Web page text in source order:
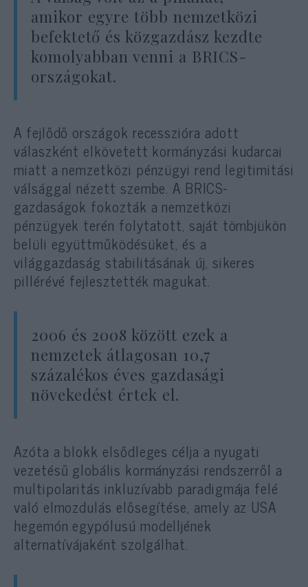
amikor egyre több nemzetközi
befektető és közgazdász kezdte
komolyabban venni a BRICS-
országokat.
A fejlődő országok recesszióra adott
válaszként elkövetett kormányzási kudarcai
miatt a nemzetközi pénzügyi rend legitimitási
válsággal nézett szembe. A BRICS-
gazdaságok fokozták a nemzetközi
pénzügyek terén folytatott, saját tömbjükön
belüli együttműködésüket, és a
világgazdaság stabilitásának új, sikeres
pillérévé fejlesztették magukat.
2006 és 2008 között ezek a
nemzetek átlagosan 10,7
százalékos éves gazdasági
növekedést értek el.
Azóta a blokk elsődleges célja a nyugati
vezetésű globális kormányzási rendszerről a
multipolaritás inkluzívabb paradigmája felé
való elmozdulás elősegítése, amely az USA
hegemón egypólusú modelljének
alternatívájaként szolgálhat.